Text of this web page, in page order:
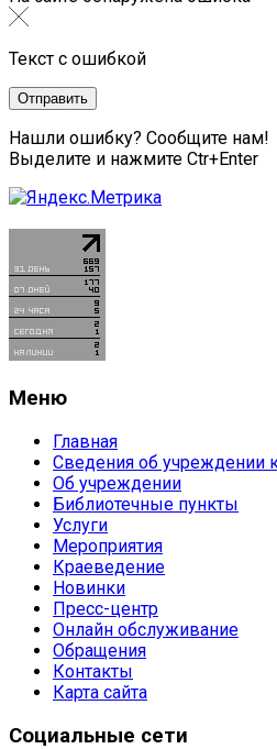
Текст с ошибкой
Нашли ошибку? Сообщите нам!
Выделите и нажмите Ctr+Enter
Меню
Главная
Сведения об учреждении
Об учреждении
Библиотечные пункты
Услуги
Мероприятия
Краеведение
Новинки
Пресс-центр
Онлайн обслуживание
Обращения
Контакты
Карта сайта
Социальные сети